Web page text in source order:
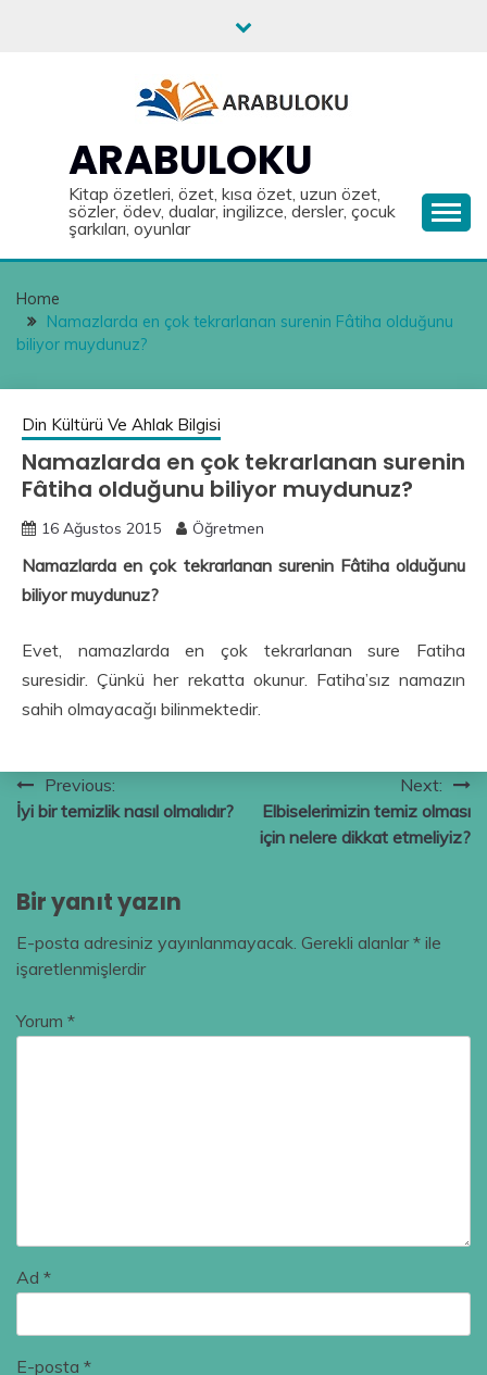
ARABULOKU
Kitap özetleri, özet, kısa özet, uzun özet,
sözler, ödev, dualar, ingilizce, dersler, çocuk
şarkıları, oyunlar
Home
Namazlarda en çok tekrarlanan surenin Fâtiha olduğunu
biliyor muydunuz?
Din Kültürü Ve Ahlak Bilgisi
Namazlarda en çok tekrarlanan surenin
Fâtiha olduğunu biliyor muydunuz?
16 Ağustos 2015 Öğretmen
Namazlarda en çok tekrarlanan surenin Fâtiha olduğunu
biliyor muydunuz?
Evet, namazlarda en çok tekrarlanan sure Fatiha
suresidir. Çünkü her rekatta okunur. Fatiha’sız namazın
sahih olmayacağı bilinmektedir.
Yazı
gezinmesi
Previous:
İyi bir temizlik nasıl olmalıdır?
Next:
Elbiselerimizin temiz olması
için nelere dikkat etmeliyiz?
Bir yanıt yazın
E-posta adresiniz yayınlanmayacak. Gerekli alanlar* ile
işaretlenmişlerdir
Yorum *
Ad *
E-posta *